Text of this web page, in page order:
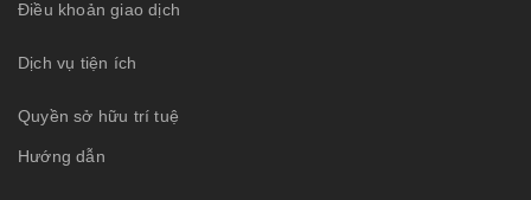
Điều khoản giao dịch
Dịch vụ tiện ích
Quyền sở hữu trí tuệ
Hướng dẫn